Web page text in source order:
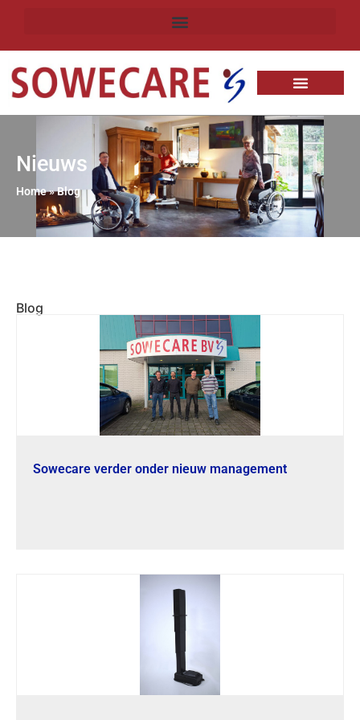
Nieuws
Home»Blog
Blog
Sowecare verder onder nieuw management